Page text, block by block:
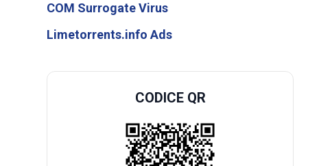
COM Surrogate Virus
Limetorrents.info Ads
CODICE QR